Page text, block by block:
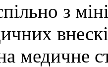
з
медичне